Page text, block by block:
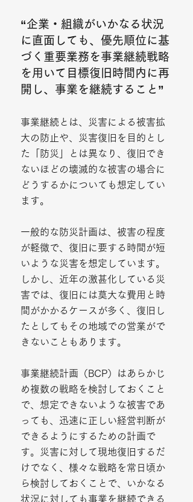
“企業・組織がいかなる状況
に直面しても、優先順位に基
づく重要業務を事業継続戦略
を用いて目標復旧時間内に再
開し、事業を継続すること”
事業継続とは、災害による被害拡
大の防止や、災害復旧を目的とし
た「防災」とは異なり、復旧でき
ないほどの壊滅的な被害の場合に
どうするかについても想定してい
ます。
一般的な防災計画は、被害の程度
が軽微で、復旧に要する時間が短
いような災害を想定しています。
しかし、近年の激甚化している災
害では、復旧には莫大な費用と時
間がかかるケースが多く、復旧し
たとしてもその地域での営業がで
きないこともあります。
事業継続計画（BCP）はあらかじ
め複数の戦略を検討しておくこと
で、想定できないような被害であ
っても、迅速に正しい経営判断が
できるようにするための計画で
す。災害に対して現地復旧するだ
けでなく、様々な戦略を常日頃か
ら検討しておくことで、いかなる
状況に対しても事業を継続できる